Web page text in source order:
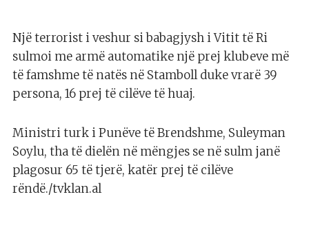
Një terrorist i veshur si babagjysh i Vitit të Ri
sulmoi me armë automatike një prej klubeve më
të famshme të natës në Stamboll duke vrarë 39
persona, 16 prej të cilëve të huaj.
Ministri turk i Punëve të Brendshme, Suleyman
Soylu, tha të dielën në mëngjes se në sulm janë
plagosur 65 të tjerë, katër prej të cilëve
rëndë./tvklan.al